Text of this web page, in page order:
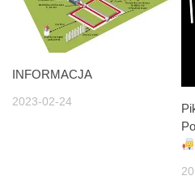
INFORMACJA
2023-02-24